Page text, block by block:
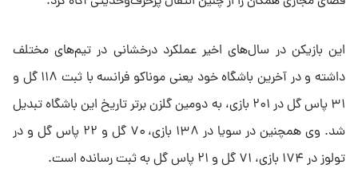
این بازیکن در سال‌های اخیر عملکرد درخشانی در تیم‌های مختلف
داشته و در آخرین باشگاه خود یعنی موناکو فرانسه با ثبت ۱۱۸ گل و
۳۱ پاس گل در ۲۰۱ بازی، به دومین گلزن برتر تاریخ این باشگاه تبدیل
شد. وی همچنین در سویا در ۱۳۸ بازی، ۷۰ گل و ۲۲ پاس گل و در
تولوز در ۱۷۴ بازی، ۷۱ گل و ۲۱ پاس گل به ثبت رسانده است.